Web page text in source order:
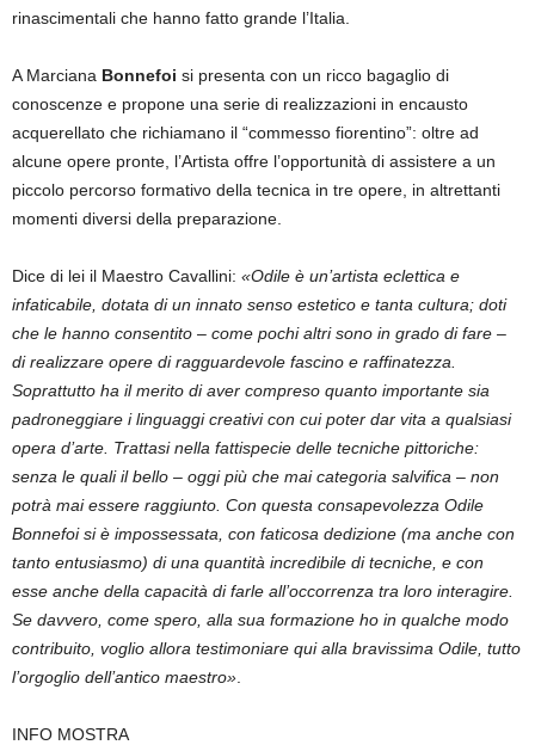
rinascimentali che hanno fatto grande l’Italia.
A Marciana Bonnefoi si presenta con un ricco bagaglio di
conoscenze e propone una serie di realizzazioni in encausto
acquerellato che richiamano il “commesso fiorentino”: oltre ad
alcune opere pronte, l’Artista offre l’opportunità di assistere a un
piccolo percorso formativo della tecnica in tre opere, in altrettanti
momenti diversi della preparazione.
Dice di lei il Maestro Cavallini: «Odile è un’artista eclettica e
infaticabile, dotata di un innato senso estetico e tanta cultura; doti
che le hanno consentito – come pochi altri sono in grado di fare –
di realizzare opere di ragguardevole fascino e raffinatezza.
Soprattutto ha il merito di aver compreso quanto importante sia
padroneggiare i linguaggi creativi con cui poter dar vita a qualsiasi
opera d’arte. Trattasi nella fattispecie delle tecniche pittoriche:
senza le quali il bello – oggi più che mai categoria salvifica – non
potrà mai essere raggiunto. Con questa consapevolezza Odile
Bonnefoi si è impossessata, con faticosa dedizione (ma anche con
tanto entusiasmo) di una quantità incredibile di tecniche, e con
esse anche della capacità di farle all’occorrenza tra loro interagire.
Se davvero, come spero, alla sua formazione ho in qualche modo
contribuito, voglio allora testimoniare qui alla bravissima Odile, tutto
l’orgoglio dell’antico maestro»
INFO MOSTRA